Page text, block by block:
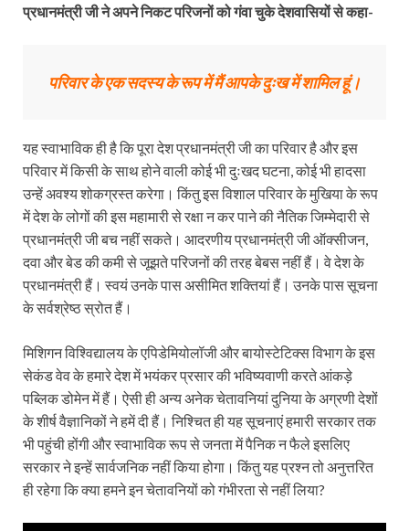
प्रधानमंत्री जी ने अपने निकट परिजनों को गंवा चुके देशवासियों से कहा-
परिवार के एक सदस्य के रूप में मैं आपके दुःख में शामिल हूं।
यह स्वाभाविक ही है कि पूरा देश प्रधानमंत्री जी का परिवार है और इस
परिवार में किसी के साथ होने वाली कोई भी दुःखद घटना, कोई भी हादसा
उन्हें अवश्य शोकग्रस्त करेगा। किंतु इस विशाल परिवार के मुखिया के रूप
में देश के लोगों की इस महामारी से रक्षा न कर पाने की नैतिक जिम्मेदारी से
प्रधानमंत्री जी बच नहीं सकते। आदरणीय प्रधानमंत्री जी ऑक्सीजन,
दवा और बेड की कमी से जूझते परिजनों की तरह बेबस नहीं हैं। वे देश के
प्रधानमंत्री हैं। स्वयं उनके पास असीमित शक्तियां हैं। उनके पास सूचना
के सर्वश्रेष्ठ स्रोत हैं।
मिशिगन विश्विद्यालय के एपिडेमियोलॉजी और बायोस्टेटिक्स विभाग के इस
सेकंड वेव के हमारे देश में भयंकर प्रसार की भविष्यवाणी करते आंकड़े
पब्लिक डोमेन में हैं। ऐसी ही अन्य अनेक चेतावनियां दुनिया के अग्रणी देशों
के शीर्ष वैज्ञानिकों ने हमें दी हैं। निश्चित ही यह सूचनाएं हमारी सरकार तक
भी पहुंची होंगी और स्वाभाविक रूप से जनता में पैनिक न फैले इसलिए
सरकार ने इन्हें सार्वजनिक नहीं किया होगा। किंतु यह प्रश्न तो अनुत्तरित
ही रहेगा कि क्या हमने इन चेतावनियों को गंभीरता से नहीं लिया?